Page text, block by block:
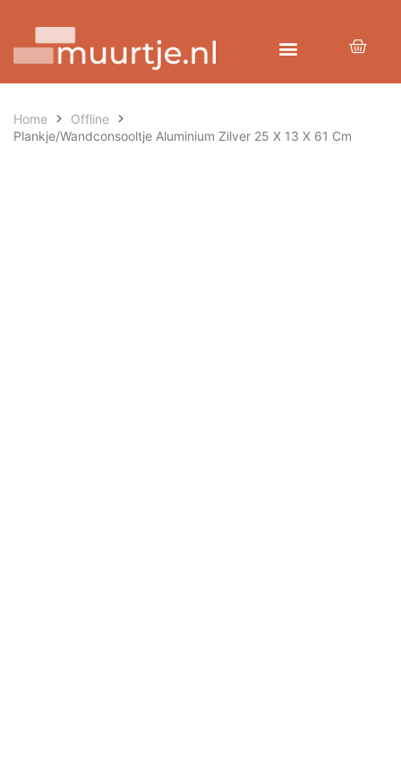
Home
Offline
Plankje/Wandconsooltje Aluminium Zilver 25 X 13 X 61 Cm